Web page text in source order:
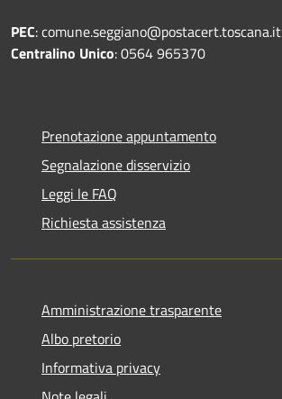
PEC: comune.seggiano@postacert.toscana.it
Centralino Unico: 0564 965370
Prenotazione appuntamento
Segnalazione disservizio
Leggi le FAQ
Richiesta assistenza
Amministrazione trasparente
Albo pretorio
Informativa privacy